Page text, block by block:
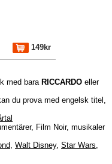
149kr
med bara RICCARDO eller
du prova med engelsk titel,
Film Noir, musikaler
, Walt Disney, Star Wars,